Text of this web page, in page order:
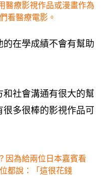
醫療影視作品或漫畫作為
看醫療電影。
在學成績不會有幫助
社會溝通有很大的幫
多很棒的影視作品可
因為給兩位日本嘉賓看
都說：「這很花錢